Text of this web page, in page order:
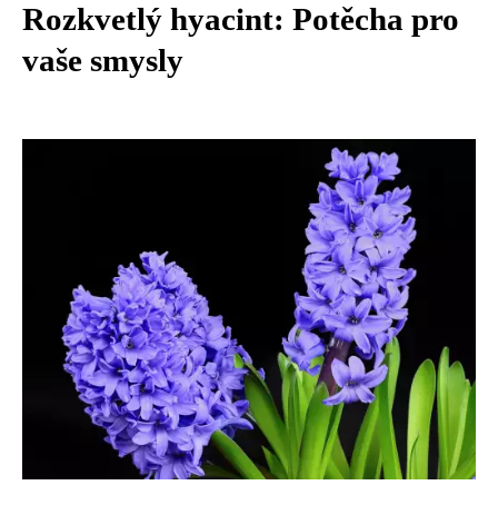
Rozkvetlý hyacint: Potěcha pro
vaše smysly